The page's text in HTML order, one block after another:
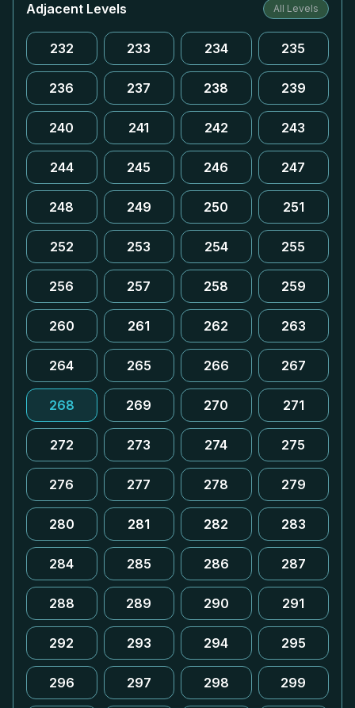
Adjacent Levels All Levels
232 233 234 235
236 237 238 239
240 241 242 243
244 245 246 247
248 249 250 251
252 253 254 255
256 257 258 259
260 261 262 263
264 265 266 267
268 269 270 271
272 273 274 275
276 277 278 279
280 281 282 283
284 285 286 287
288 289 290 291
292 293 294 295
296 297 298 299